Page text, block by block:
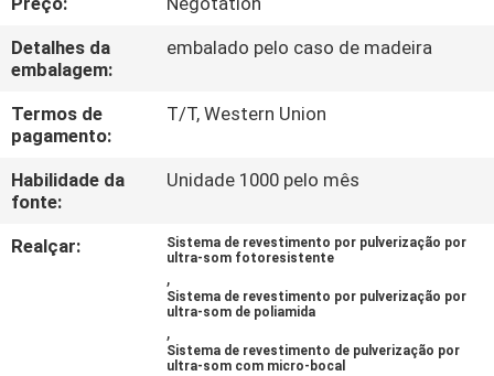
QUALIDADE
CONTATE-
NOS
NOTÍCIAS
SOLICITAR
Detalhes da
embalagem:
embalado pelo caso de madeira
Termos de
pagamento:
T/T, Western Union
Habilidade da
fonte:
Unidade 1000 pelo mês
Realçar:
Sistema de revestimento por pulverização por
ultra-som fotoresistente
,
Sistema de revestimento por pulverização por
ultra-som de poliamida
,
Sistema de revestimento de pulverização por
ultra-som com micro-bocal